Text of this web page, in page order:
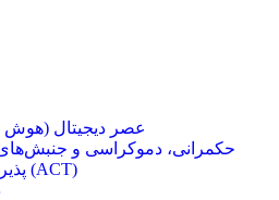
عصر دیجیتال
حکمرانی، دموکراسی و
پذیرش و تعهد (ACT)